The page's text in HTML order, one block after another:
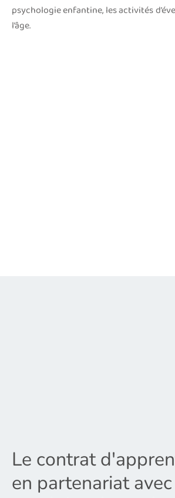
psychologie enfantine, les activités
l’âge.
Le contrat
en partenariat